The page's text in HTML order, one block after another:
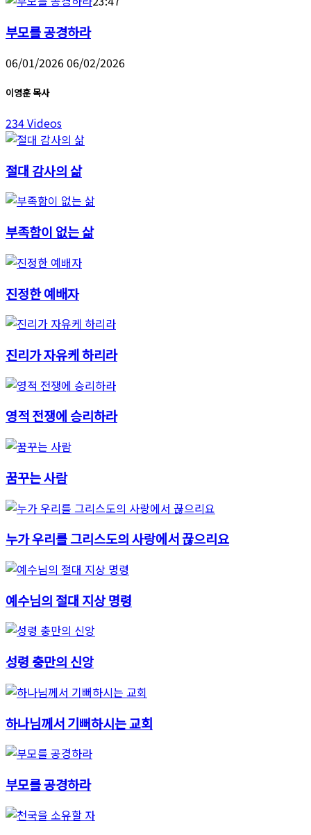
부모를 공경하라
06/01/202606/02/2026
이영훈 목사
234 Videos
절대 감사의 삶
부족함이 없는 삶
진정한 예배자
진리가 자유케 하리라
영적 전쟁에 승리하라
꿈꾸는 사람
누가 우리를 그리스도의 사랑에서 끊으리요
예수님의 절대 지상 명령
성령 충만의 신앙
하나님께서 기뻐하시는 교회
부모를 공경하라